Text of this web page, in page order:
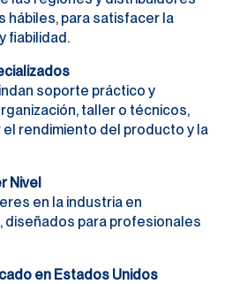
hábiles, para satisfacer la
fiabilidad.
soporte práctico y
taller o técnicos,
el rendimiento del producto y la
Nivel
en la industria en
diseñados para profesionales
en Estados Unidos